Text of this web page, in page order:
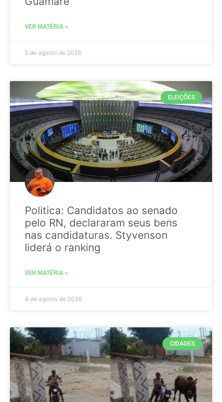
VER MATÉRIA »
5 de agosto de 2026
ELEIÇÕES
Politica: Candidatos ao senado
pelo RN, declararam seus bens
nas candidaturas. Styvenson
liderá o ranking
VER MATÉRIA »
4 de agosto de 2026
CIDADES